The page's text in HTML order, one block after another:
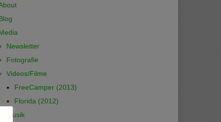
Newsletter
Fotografie
Videos/Filme
FreeCamper (2013)
Florida (2012)
Musik